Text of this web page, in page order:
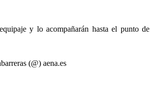
y lo acompañarán hasta el punto
(@) aena.es